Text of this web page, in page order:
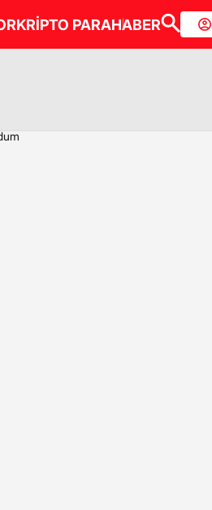
KRİPTO PARAHABER